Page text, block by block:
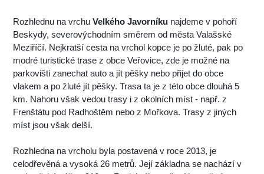
Rozhlednu na vrchuVelkého Javorníku najdeme v pohoří
Beskydy, severovýchodním směrem od města Valašské
Meziříčí. Nejkratší cesta na vrchol kopce je po žluté, pak po
modré turistické trase z obce Veřovice, zde je možné na
parkovišti zanechat auto a jít pěšky nebo přijet do obce
vlakem a po žluté jít pěšky. Trasa ta je z této obce dlouhá 5
km. Nahoru však vedou trasy i z okolních míst - např. z
Frenštátu pod Radhoštěm nebo z Mořkova. Trasy z jiných
míst jsou však delší.
Rozhledna na vrcholu byla postavená v roce 2013, je
celodřevěná a vysoká 26 metrů. Její základna se nachází v